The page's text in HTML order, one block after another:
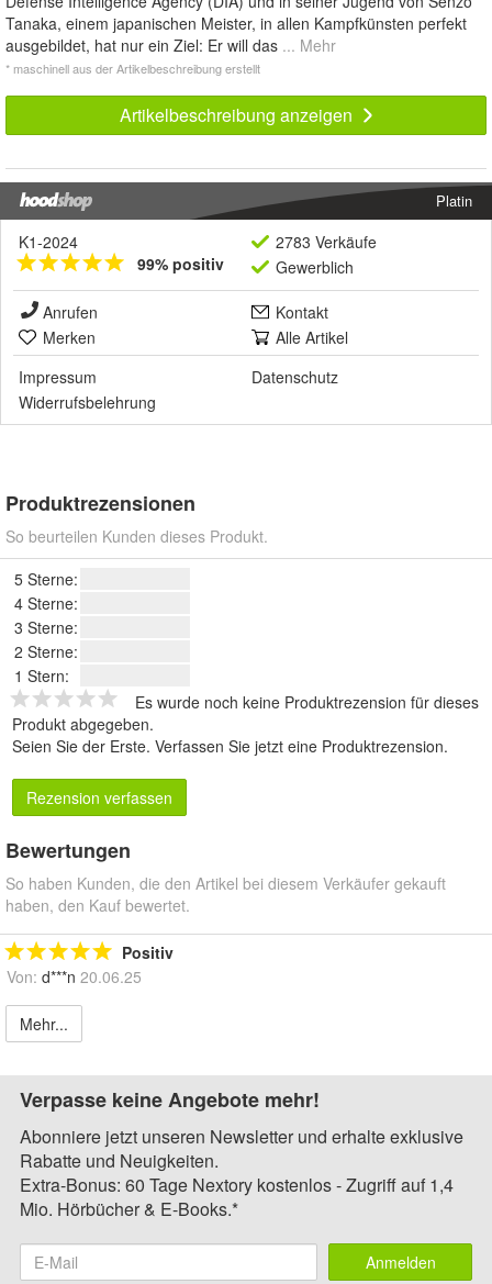
Tanaka, einem japanischen Meister, in allen Kampfkünsten perfekt
ausgebildet, hat nur ein Ziel: Er will das ... Mehr
* maschinell aus der Artikelbeschreibung erstellt
Artikelbeschreibung anzeigen
Platin
K1-2024
99% positiv
2783 Verkäufe
Gewerblich
Anrufen
Kontakt
Merken
Alle Artikel
Impressum
Datenschutz
Widerrufsbelehrung
Produktrezensionen
So beurteilen Kunden dieses Produkt.
5 Sterne:
4 Sterne:
3 Sterne:
2 Sterne:
1 Stern:
Es wurde noch keine Produktrezension für dieses
Produkt abgegeben.
Seien Sie der Erste. Verfassen Sie jetzt eine Produktrezension.
Rezension verfassen
Bewertungen
So haben Kunden, die den Artikel bei diesem Verkäufer gekauft
haben, den Kauf bewertet.
Positiv
Von: d***n 20.06.25
Mehr...
Verpasse keine Angebote mehr!
Abonniere jetzt unseren Newsletter und erhalte exklusive
Rabatte und Neuigkeiten.
Extra-Bonus: 60 Tage Nextory kostenlos - Zugriff auf 1,4
Mio. Hörbücher & E-Books.*
Anmelden